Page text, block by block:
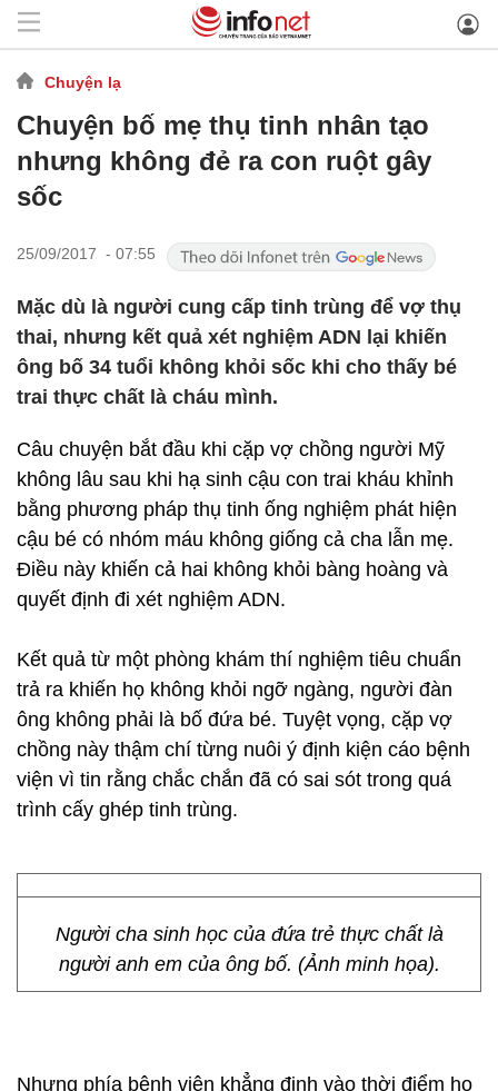
Chuyện lạ
Chuyện bố mẹ thụ tinh nhân tạo
nhưng không đẻ ra con ruột gây
sốc
25/09/2017 - 07:55
Mặc dù là người cung cấp tinh trùng để vợ thụ
thai, nhưng kết quả xét nghiệm ADN lại khiến
ông bố 34 tuổi không khỏi sốc khi cho thấy bé
trai thực chất là cháu mình.
Câu chuyện bắt đầu khi cặp vợ chồng người Mỹ
không lâu sau khi hạ sinh cậu con trai kháu khỉnh
bằng phương pháp thụ tinh ống nghiệm phát hiện
cậu bé có nhóm máu không giống cả cha lẫn mẹ.
Điều này khiến cả hai không khỏi bàng hoàng và
quyết định đi xét nghiệm ADN.
Kết quả từ một phòng khám thí nghiệm tiêu chuẩn
trả ra khiến họ không khỏi ngỡ ngàng, người đàn
ông không phải là bố đứa bé. Tuyệt vọng, cặp vợ
chồng này thậm chí từng nuôi ý định kiện cáo bệnh
viện vì tin rằng chắc chắn đã có sai sót trong quá
trình cấy ghép tinh trùng.
Người cha sinh học của đứa trẻ thực chất là
người anh em của ông bố. (Ảnh minh họa).
Nhưng phía bệnh viện khẳng định vào thời điểm họ